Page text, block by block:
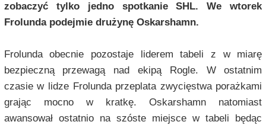
zobaczyć tylko jedno spotkanie SHL. We wtorek
Frolunda podejmie drużynę Oskarshamn.
Frolunda obecnie pozostaje liderem tabeli z w miarę
bezpieczną przewagą nad ekipą Rogle. W ostatnim
czasie w lidze Frolunda przeplata zwycięstwa porażkami
grając mocno w kratkę. Oskarshamn natomiast
awansował ostatnio na szóste miejsce w tabeli będąc